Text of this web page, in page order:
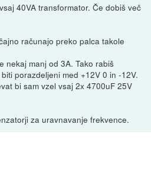
40VA transformator. Če dobiš več
računajo preko palca takole
nekaj manj od 3A. Tako rabiš
porazdeljeni med +12V 0 in -12V.
bi sam vzel vsaj 2x 4700uF 25V
za uravnavanje frekvence.